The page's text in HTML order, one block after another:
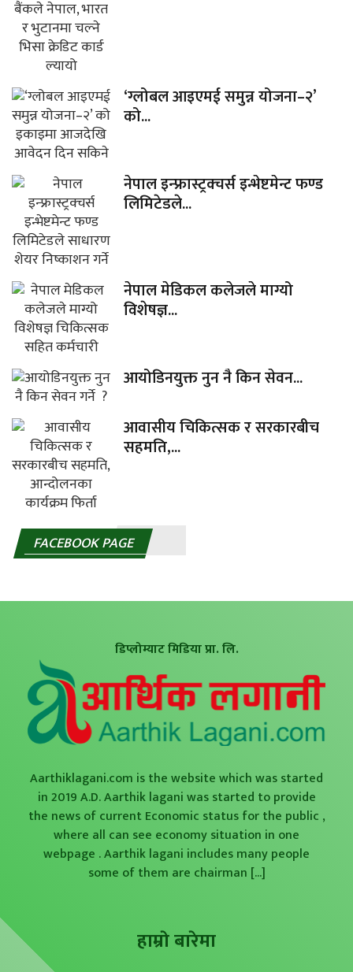
‘ग्लोबल आइएमई समुन्न योजना–२’
को...
नेपाल इन्फ्रास्ट्रक्चर्स इन्भेष्टमेन्ट फण्ड
लिमिटेडले...
नेपाल मेडिकल कलेजले माग्यो
विशेषज्ञ...
आयोडिनयुक्त नुन नै किन सेवन...
आवासीय चिकित्सक र सरकारबीच
सहमति,...
FACEBOOK PAGE
डिप्लोम्याट मिडिया प्रा. लि.
Aarthiklagani.com is the website which was started
in 2019 A.D. Aarthik lagani was started to provide
the news of current Economic status for the public ,
where all can see economy situation in one
webpage . Aarthik lagani includes many people
some of them are chairman [...]
हाम्राे बारेमा